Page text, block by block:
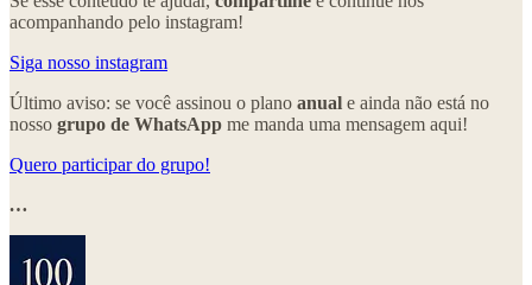
acompanhando pelo instagram!
Siga nosso instagram
Último aviso: se você assinou o plano anual e ainda não está no
nosso grupo de WhatsApp me manda uma mensagem aqui!
Quero participar do grupo!
…